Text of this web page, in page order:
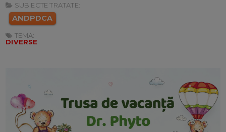
SUBIECTE TRATATE:
ANDPDCA
TEMA:
DIVERSE